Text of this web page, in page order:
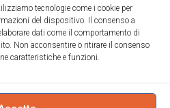
tecnologie come i cookie per
del dispositivo. Il consenso a
dati come il comportamento di
Non acconsentire o ritirare il consenso
caratteristiche e funzioni.
de' Paoli-Diocesi
Trieste
Feltre, 11 (chiesa)